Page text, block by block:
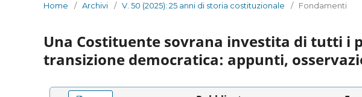
Home / Archivi / V. 50 (2025): 25 anni di storia costituzionale / Fondamenti
Una Costituente sovrana investita di tutti i
transizione democratica: appunti,